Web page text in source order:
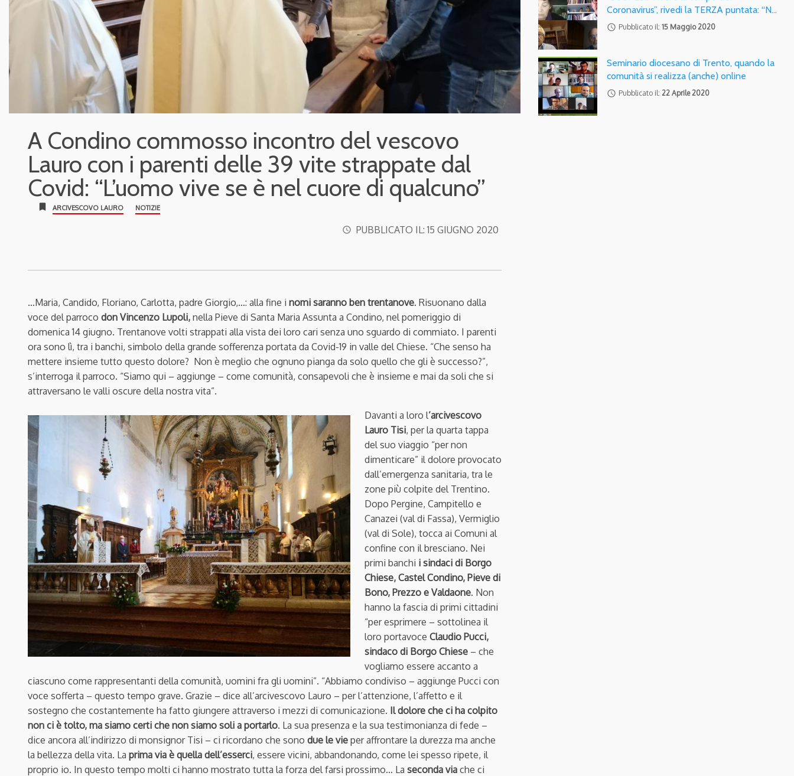
A Condino commosso incontro del vescovo
Lauro con i parenti delle 39 vite strappate dal
Covid: “L’uomo vive se è nel cuore di qualcuno”
bookmark ARCIVESCOVO LAURO NOTIZIE
access_time PUBBLICATO IL:15 GIUGNO 2020
…Maria, Candido, Floriano, Carlotta, padre Giorgio,…: alla fine i nomi saranno ben trentanove. Risuonano dalla
voce del parroco don Vincenzo Lupoli, nella Pieve di Santa Maria Assunta a Condino, nel pomeriggio di
domenica 14 giugno. Trentanove volti strappati alla vista dei loro cari senza uno sguardo di commiato. I parenti
ora sono lì, tra i banchi, simbolo della grande sofferenza portata da Covid-19 in valle del Chiese. “Che senso ha
mettere insieme tutto questo dolore? Non è meglio che ognuno pianga da solo quello che gli è successo?”,
s’interroga il parroco. “Siamo qui – aggiunge – come comunità, consapevoli che è insieme e mai da soli che si
attraversano le valli oscure della nostra vita”.
Davanti a loro l’arcivescovo
Lauro Tisi, per la quarta tappa
del suo viaggio “per non
dimenticare” il dolore provocato
dall’emergenza sanitaria, tra le
zone più colpite del Trentino.
Dopo Pergine, Campitello e
Canazei (val di Fassa), Vermiglio
(val di Sole), tocca ai Comuni al
confine con il bresciano. Nei
primi banchi i sindaci di Borgo
Chiese, Castel Condino, Pieve di
Bono, Prezzo e Valdaone. Non
hanno la fascia di primi cittadini
“per esprimere – sottolinea il
loro portavoce Claudio Pucci,
sindaco di Borgo Chiese – che
vogliamo essere accanto a
ciascuno come rappresentanti della comunità, uomini fra gli uomini”. “Abbiamo condiviso – aggiunge Pucci con
voce sofferta – questo tempo grave. Grazie – dice all’arcivescovo Lauro – per l’attenzione, l’affetto e il
sostegno che costantemente ha fatto giungere attraverso i mezzi di comunicazione. Il dolore che ci ha colpito
non ci è tolto, ma siamo certi che non siamo soli a portarlo. La sua presenza e la sua testimonianza di fede –
dice ancora all’indirizzo di monsignor Tisi – ci ricordano che sono due le vie per affrontare la durezza ma anche
la bellezza della vita. La prima via è quella dell’esserci, essere vicini, abbandonando, come lei spesso ripete, il
proprio io. In questo tempo molti ci hanno mostrato tutta la forza del farsi prossimo… La seconda via che ci
Coronavirus”, rivedi la TERZA puntata: “N…
access_time Pubblicato il:15 Maggio 2020
Seminario diocesano di Trento, quando la
comunità si realizza (anche) online
access_time Pubblicato il: 22 Aprile 2020